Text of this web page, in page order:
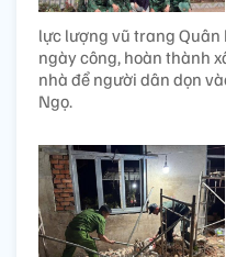
lực lượng vũ trang
ngày công, hoàn thành
nhà để người dân dọn
Ngọ.